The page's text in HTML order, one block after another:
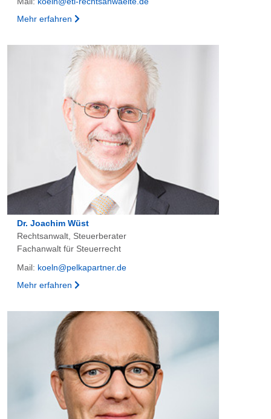
Mehr erfahren
Dr. Joachim Wüst
Rechtsanwalt, Steuerberater
Fachanwalt für Steuerrecht
Mail: koeln@pelkapartner.de
Mehr erfahren